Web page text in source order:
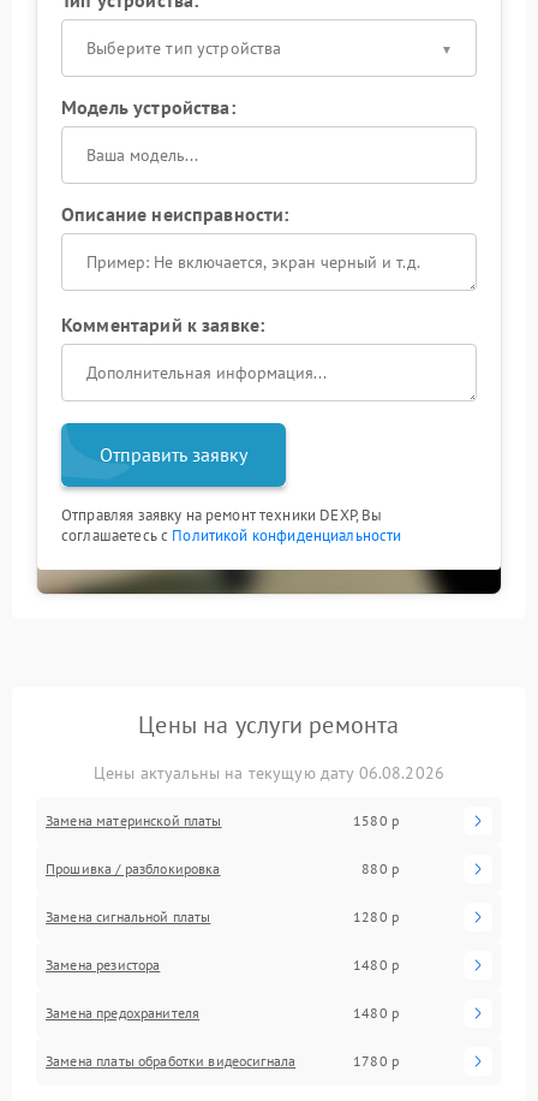
Выберите тип устройства
Модель устройства:
Описание неисправности:
Комментарий к заявке:
Отправить заявку
Отправляя заявку на ремонт техники DEXP, Вы
соглашаетесь с Политикой конфиденциальности
Цены на услуги ремонта
Цены актуальны на текущую дату 06.08.2026
Замена материнской платы 1580 р
Прошивка / разблокировка 880 р
Замена сигнальной платы 1280 р
Замена резистора 1480 р
Замена предохранителя 1480 р
Замена платы обработки видеосигнала 1780 р